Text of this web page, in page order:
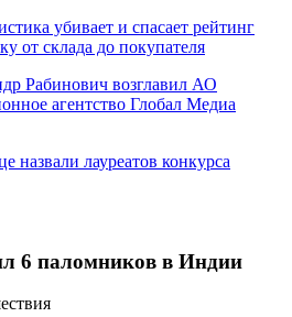
убивает и спасает рейтинг
от склада до покупателя
Рабинович возглавил АО
агентство Глобал Медиа
назвали лауреатов конкурса
6 паломников в Индии